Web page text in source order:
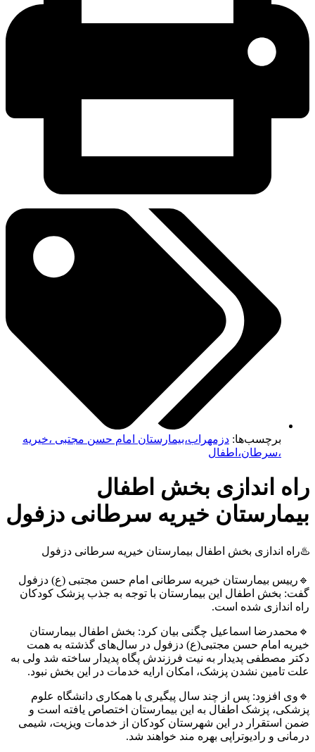
برچسب‌ها:دزمهراب،بیمارستان امام حسن مجتبی ،خیریه
،سرطان،اطفال
اندازی بخش اطفال
خیریه سرطانی دزفول
اندازی بخش اطفال بیمارستان خیریه سرطانی دزفول
بیمارستان خیریه سرطانی امام حسن مجتبی (ع) دزفول
بخش اطفال این بیمارستان با توجه به جذب پزشک کودکان
اندازی شده است.
اسماعیل چگنی بیان کرد: بخش اطفال بیمارستان
امام حسن مجتبی(ع) دزفول در سال‌های گذشته به همت
مصطفی پدیدار به نیت فرزندش پگاه پدیدار ساخته شد ولی به
تامین نشدن پزشک، امکان ارایه خدمات در این بخش نبود.
افزود: پس از چند سال پیگیری با همکاری دانشگاه علوم
پزشک اطفال به این بیمارستان اختصاص یافته است و
استقرار در این شهرستان کودکان از خدمات ویزیت، شیمی
و رادیوتراپی بهره مند خواهند شد.